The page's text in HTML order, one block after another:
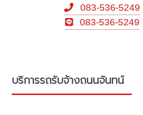
083-536-5249
083-536-5249
บริการรถรับจ้างถนนจันทน์